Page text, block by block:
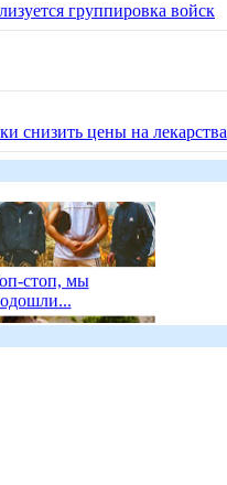
группировка войск
снизить цены на лекарства
стоп, мы